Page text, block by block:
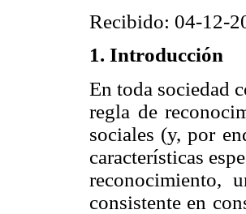
Recibido: 04-12-
1. Introducción
En toda sociedad
regla de
sociales (y, por
características
reconocimiento,
consistente en